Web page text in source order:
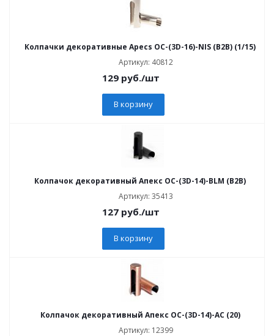
Колпачки декоративные Apecs OC-(3D-16)-NIS (B2B) (1/15)
Артикул: 40812
129 руб./шт
В корзину
Колпачок декоративный Апекс OC-(3D-14)-BLM (B2B)
Артикул: 35413
127 руб./шт
В корзину
Колпачок декоративный Апекс ОС-(3D-14)-AC (20)
Артикул: 12399